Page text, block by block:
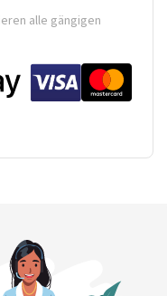
alle gängigen